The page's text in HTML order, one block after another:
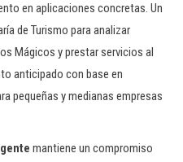
en aplicaciones concretas. Un
de Turismo para analizar
Mágicos y prestar servicios al
anticipado con base en
pequeñas y medianas empresas
mantiene un compromiso